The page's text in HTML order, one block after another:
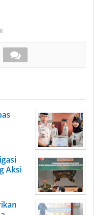
Aksi